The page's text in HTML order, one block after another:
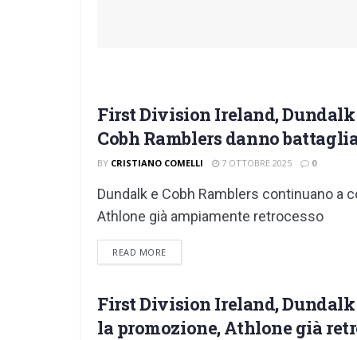
FIRST DIVISION
First Division Ireland,
Cobh Ramblers danno
BY CRISTIANO COMELLI 7 OTTOBRE 2025 0
Dundalk e Cobh Ramblers continuano a
Athlone già ampiamente retrocesso
READ MOREDETAILS
FIRST DIVISION
First Division Ireland,
la promozione, Athlone già